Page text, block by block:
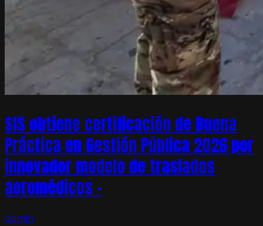
SIS obtiene certificación de Buena
Práctica en Gestión Pública 2026 por
innovador modelo de traslados
aeromédicos –
admin